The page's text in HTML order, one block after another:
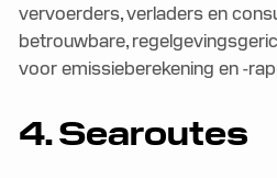
vervoerders, verladers en
betrouwbare,
voor emissieberekening en -
4. Searoutes